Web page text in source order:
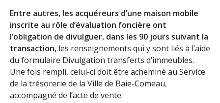
Entre autres, les acquéreurs d’une maison mobile
inscrite au rôle d’évaluation foncière ont
l’obligation de divulguer, dans les 90 jours suivant la
transaction, les renseignements qui y sont liés à l’aide
du formulaire Divulgation transferts d’immeubles.
Une fois rempli, celui-ci doit être acheminé au Service
de la trésorerie de la Ville de Baie-Comeau,
accompagné de l’acte de vente.